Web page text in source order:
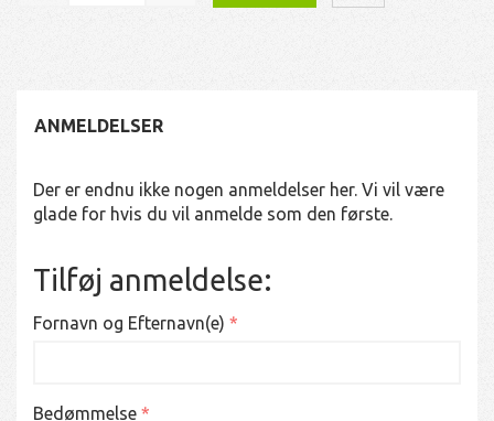
ANMELDELSER
Der er endnu ikke nogen anmeldelser her. Vi vil være
glade for hvis du vil anmelde som den første.
Tilføj anmeldelse:
Fornavn og Efternavn(e)
Bedømmelse